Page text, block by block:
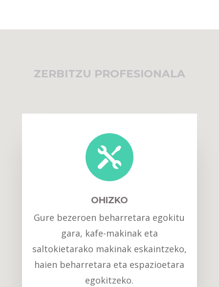
ZERBITZU PROFESIONALA

OHIZKO
Gure bezeroen beharretara egokitu
gara, kafe-makinak eta
saltokietarako makinak eskaintzeko,
haien beharretara eta espazioetara
egokitzeko.